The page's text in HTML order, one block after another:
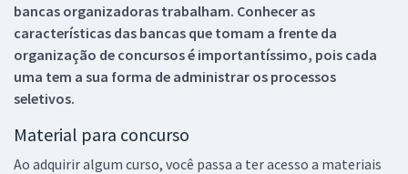
bancas organizadoras trabalham. Conhecer as
características das bancas que tomam a frente da
organização de concursos é importantíssimo, pois cada
uma tem a sua forma de administrar os processos
seletivos.
Material para concurso
Ao adquirir algum curso, você passa a ter acesso a materiais